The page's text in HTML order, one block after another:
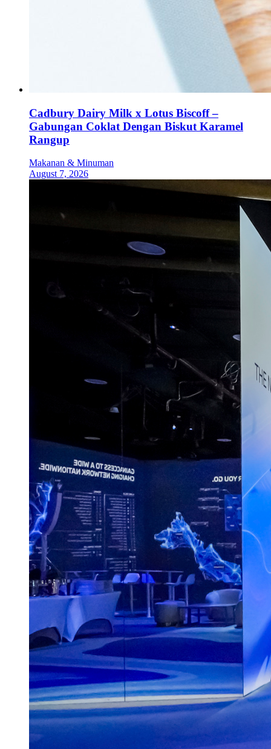
Cadbury Dairy Milk x Lotus Biscoff –
Gabungan Coklat Dengan Biskut Karamel
Rangup
Makanan & Minuman
August 7, 2026